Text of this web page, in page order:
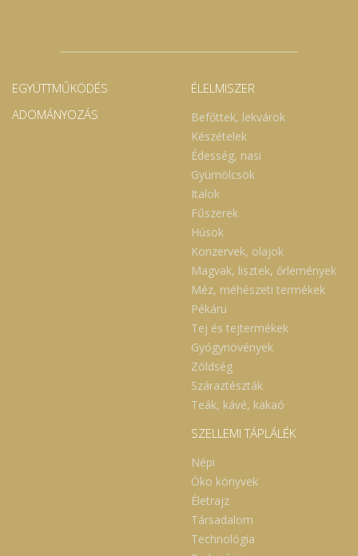
EGYÜTTMŰKÖDÉS
ADOMÁNYOZÁS
ÉLELMISZER
Befőttek, lekvárok
Készételek
Édesség, nasi
Gyümölcsök
Italok
Fűszerek
Húsok
Konzervek, olajok
Magvak, lisztek, őrlemények
Méz, méhészeti termékek
Pékáru
Tej és tejtermékek
Gyógynövények
Zöldség
Száraztészták
Teák, kávé, kakaó
SZELLEMI TÁPLÁLÉK
Népi
Öko könyvek
Életrajz
Társadalom
Technológia